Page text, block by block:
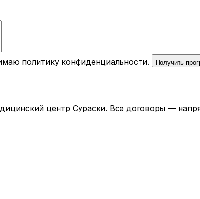
политику конфиденциальности. Получить
центр Сураски. Все договоры —